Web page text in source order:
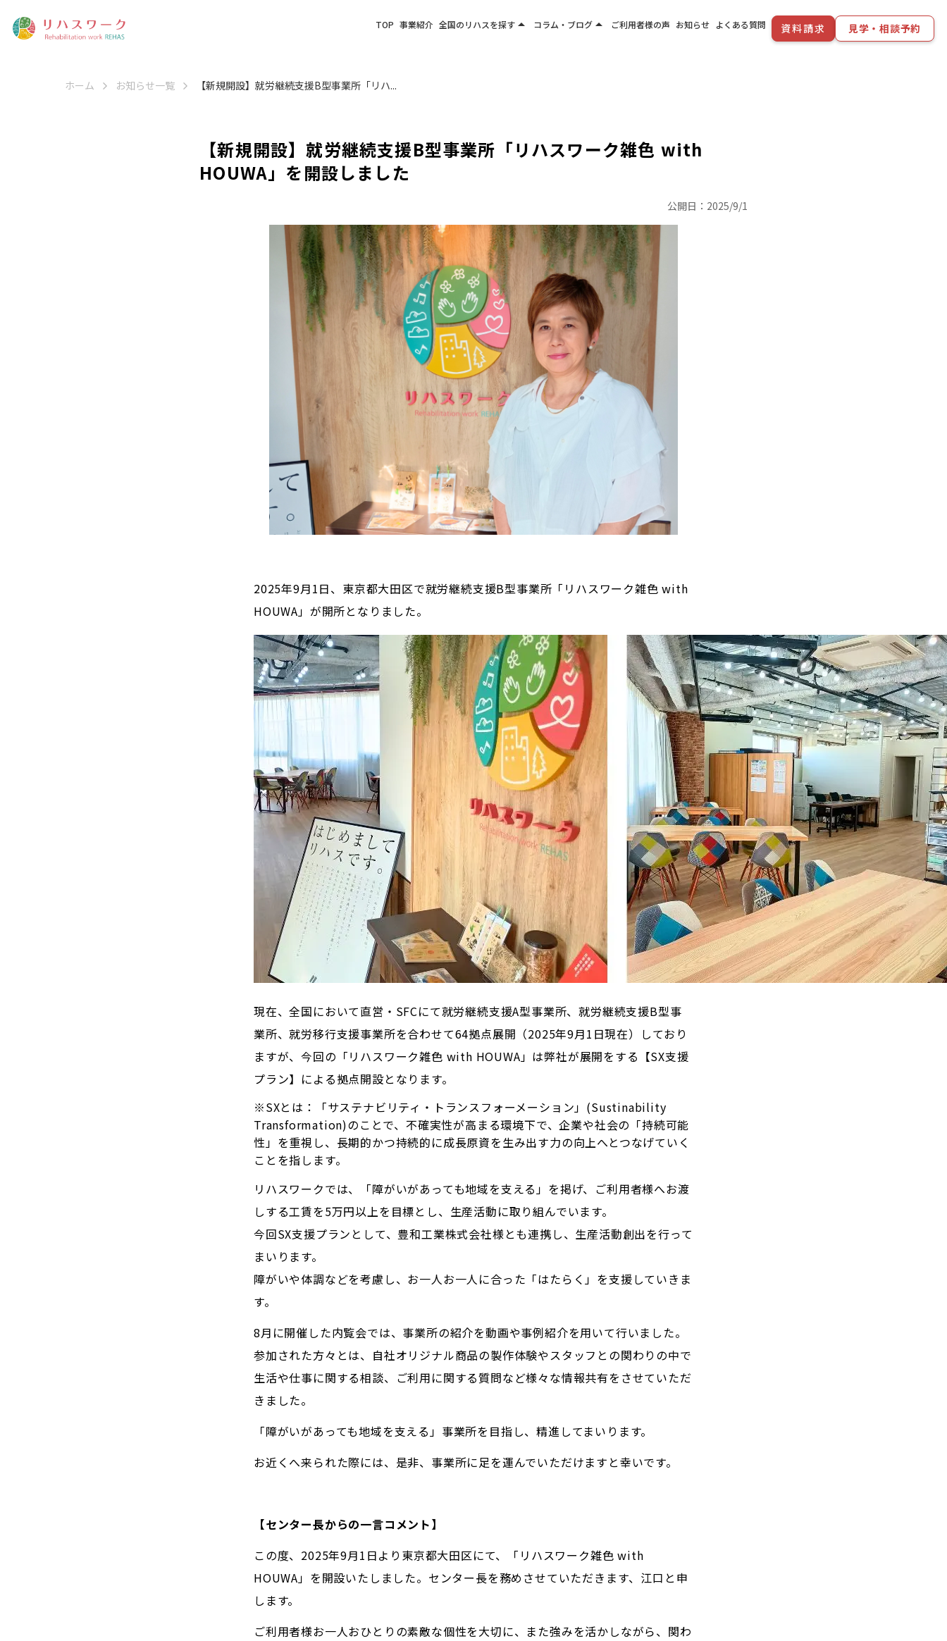
TOP 事業紹介 全国のリハスを探すarrow_drop_up
関西エリア
コラム・ブログarrow_drop_up ご利用者様の声 お知らせ よくある質問 資料請求 見学・相談予約
ホーム お知らせ一覧 【新規開設】就労継続支援B型事業所「リハ...
【新規開設】就労継続支援B型事業所「リハスワーク雑色 with
HOUWA」を開設しました
公開日： 2025/9/1
2025年9月1日、東京都大田区で就労継続支援B型事業所「リハスワーク雑色 with
HOUWA」が開所となりました。
現在、全国において直営・SFCにて就労継続支援A型事業所、就労継続支援B型事
業所、就労移行支援事業所を合わせて64拠点展開（2025年9月1日現在）しており
ますが、今回の「リハスワーク雑色 with HOUWA」は弊社が展開をする【SX支援
プラン】による拠点開設となります。
※SXとは：「サステナビリティ・トランスフォーメーション」(Sustinability
Transformation)のことで、不確実性が高まる環境下で、企業や社会の「持続可能
性」を重視し、長期的かつ持続的に成長原資を生み出す力の向上へとつなげていく
ことを指します。
リハスワークでは、「障がいがあっても地域を支える」を掲げ、ご利用者様へお渡
しする工賃を5万円以上を目標とし、生産活動に取り組んでいます。
今回SX支援プランとして、豊和工業株式会社様とも連携し、生産活動創出を行って
まいります。
障がいや体調などを考慮し、お一人お一人に合った「はたらく」を支援していきま
す。
8月に開催した内覧会では、事業所の紹介を動画や事例紹介を用いて行いました。
参加された方々とは、自社オリジナル商品の製作体験やスタッフとの関わりの中で
生活や仕事に関する相談、ご利用に関する質問など様々な情報共有をさせていただ
きました。
「障がいがあっても地域を支える」事業所を目指し、精進してまいります。
お近くへ来られた際には、是非、事業所に足を運んでいただけますと幸いです。
【センター長からの一言コメント】
この度、2025年9月1日より東京都大田区にて、「リハスワーク雑色 with
HOUWA」を開設いたしました。センター長を務めさせていただきます、江口と申
します。
ご利用者様お一人おひとりの素敵な個性を大切に、また強みを活かしながら、関わ